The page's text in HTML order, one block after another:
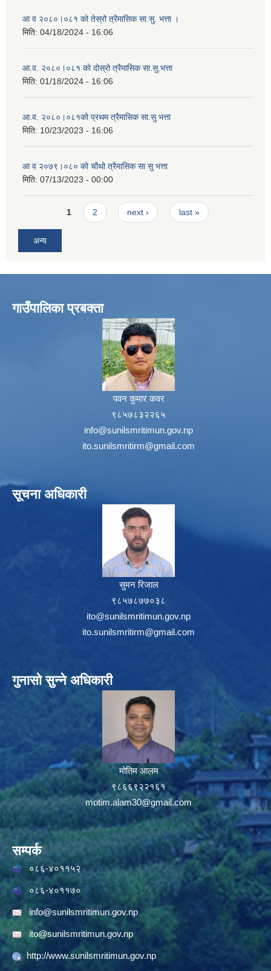
आ व २०८०।०८१ को तेस्रो त्रैमासिक सा.सु. भत्ता ।
मिति: 04/18/2024 - 16:06
आ.व. २०८०।०८१ को दोस्रो त्रैमासिक सा.सु.भत्ता
मिति: 01/18/2024 - 16:06
आ.व. २०८०।०८१को प्रथम त्रैमासिक सा.सु भत्ता
मिति: 10/23/2023 - 16:06
आ व २०७९।०८० को चौथो त्रैमासिक सा सु भत्ता
मिति: 07/13/2023 - 00:00
Pages1 2 next › last »
अन्य
गाउँपालिका प्रबक्ता
पवन कुमार कवर
९८५७८३२२६५
info@sunilsmritimun.gov.np
ito.sunilsmritirm@gmail.com
सूचना अधिकारी
सुमन रिजाल
९८५७८७७०३८
ito@sunilsmritimun.gov.np
ito.sunilsmritirm@gmail.com
गुनासो सुन्ने अधिकारी
मोतिम आलम
९८६६९२२१६१
motim.alam30@gmail.com
सम्पर्क
०८६-४०११५२
०८६-४०११७०
info@sunilsmritimun.gov.np
ito@sunilsmritimun.gov.np
http://www.sunilsmritimun.gov.np